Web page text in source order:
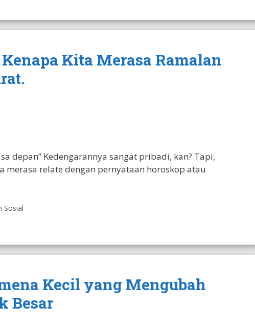
Kita Merasa Ramalan
depan” Kedengarannya sangat pribadi, kan? Tapi,
merasa relate dengan pernyataan horoskop atau
Sosial
Kecil yang Mengubah
Besar